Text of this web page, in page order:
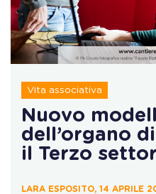
Vita associativa
Nuovo
dell’organo
il Terzo
LARA ESPOSITO, 14 APRILE